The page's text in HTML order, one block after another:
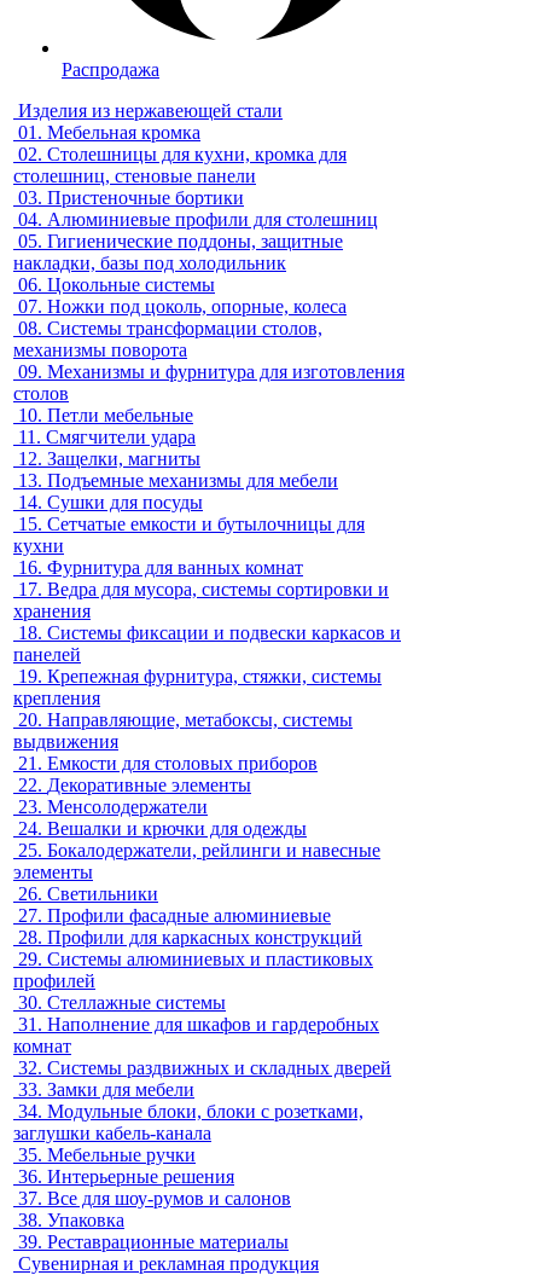
Распродажа
Изделия из нержавеющей стали
01. Мебельная кромка
02. Столешницы для кухни, кромка для
столешниц, стеновые панели
03. Пристеночные бортики
04. Алюминиевые профили для столешниц
05. Гигиенические поддоны, защитные
накладки, базы под холодильник
06. Цокольные системы
07. Ножки под цоколь, опорные, колеса
08. Системы трансформации столов,
механизмы поворота
09. Механизмы и фурнитура для изготовления
столов
10. Петли мебельные
11. Смягчители удара
12. Защелки, магниты
13. Подъемные механизмы для мебели
14. Сушки для посуды
15. Сетчатые емкости и бутылочницы для
кухни
16. Фурнитура для ванных комнат
17. Ведра для мусора, системы сортировки и
хранения
18. Системы фиксации и подвески каркасов и
панелей
19. Крепежная фурнитура, стяжки, системы
крепления
20. Направляющие, метабоксы, системы
выдвижения
21. Емкости для столовых приборов
22. Декоративные элементы
23. Менсолодержатели
24. Вешалки и крючки для одежды
25. Бокалодержатели, рейлинги и навесные
элементы
26. Светильники
27. Профили фасадные алюминиевые
28. Профили для каркасных конструкций
29. Системы алюминиевых и пластиковых
профилей
30. Стеллажные системы
31. Наполнение для шкафов и гардеробных
комнат
32. Системы раздвижных и складных дверей
33. Замки для мебели
34. Модульные блоки, блоки с розетками,
заглушки кабель-канала
35. Мебельные ручки
36. Интерьерные решения
37. Все для шоу-румов и салонов
38. Упаковка
39. Реставрационные материалы
Сувенирная и рекламная продукция